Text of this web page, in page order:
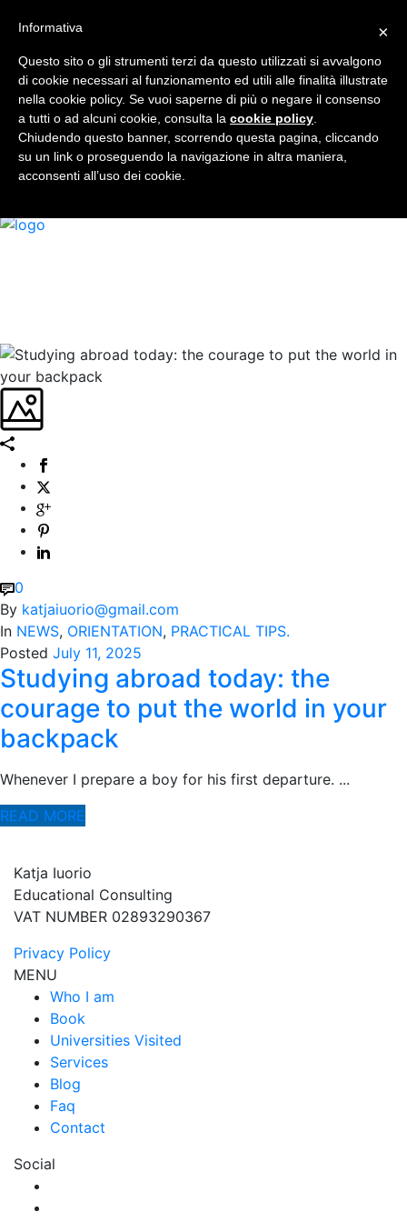
Who I am
Book
Universities Visited
Services
Blog
Faq
Contact
0
By katjaiuorio@gmail.com
In NEWS, ORIENTATION, PRACTICAL TIPS.
Posted July 11, 2025
Studying abroad today: the
courage to put the world in your
backpack
Whenever I prepare a boy for his first departure. ...
READ MORE
Katja Iuorio
Educational Consulting
VAT NUMBER 02893290367
Privacy Policy
MENU
Who I am
Book
Universities Visited
Services
Blog
Faq
Contact
Social
×
Informativa
Questo sito o gli strumenti terzi da questo utilizzati si avvalgono
di cookie necessari al funzionamento ed utili alle finalità illustrate
nella cookie policy. Se vuoi saperne di più o negare il consenso
a tutti o ad alcuni cookie, consulta la cookie policy
Chiudendo questo banner, scorrendo questa pagina, cliccando
su un link o proseguendo la navigazione in altra maniera,
acconsenti all’uso dei cookie.